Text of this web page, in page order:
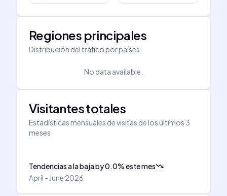
Regiones principales
Distribución del tráfico por países
No data available.
Visitantes totales
Estadísticas mensuales de visitas de los últimos 3
meses
Tendencias a la bajaby0.0%este mes
April - June 2026